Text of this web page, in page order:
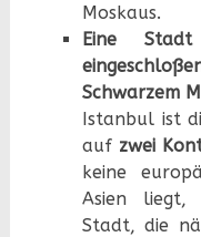
Moskaus.
Eine
Schwarzem
Istanbul ist
auf zwei
keine
Asien liegt,
Stadt, die